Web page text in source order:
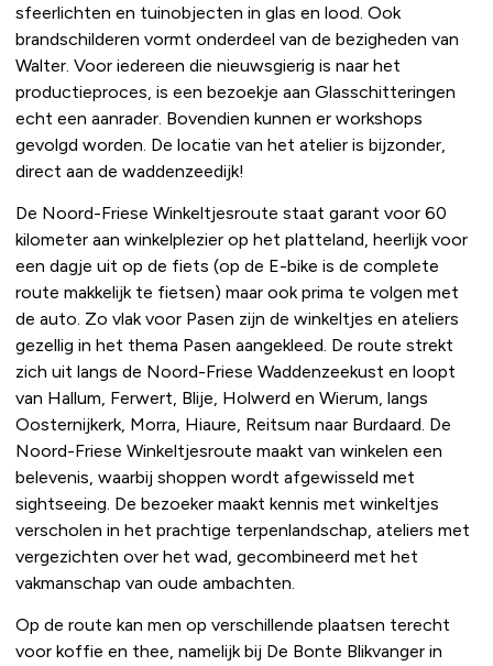
sfeerlichten en tuinobjecten in glas en lood. Ook
brandschilderen vormt onderdeel van de bezigheden van
Walter. Voor iedereen die nieuwsgierig is naar het
productieproces, is een bezoekje aan Glasschitteringen
echt een aanrader. Bovendien kunnen er workshops
gevolgd worden. De locatie van het atelier is bijzonder,
direct aan de waddenzeedijk!
De Noord-Friese Winkeltjesroute staat garant voor 60
kilometer aan winkelplezier op het platteland, heerlijk voor
een dagje uit op de fiets (op de E-bike is de complete
route makkelijk te fietsen) maar ook prima te volgen met
de auto. Zo vlak voor Pasen zijn de winkeltjes en ateliers
gezellig in het thema Pasen aangekleed. De route strekt
zich uit langs de Noord-Friese Waddenzeekust en loopt
van Hallum, Ferwert, Blije, Holwerd en Wierum, langs
Oosternijkerk, Morra, Hiaure, Reitsum naar Burdaard. De
Noord-Friese Winkeltjesroute maakt van winkelen een
belevenis, waarbij shoppen wordt afgewisseld met
sightseeing. De bezoeker maakt kennis met winkeltjes
verscholen in het prachtige terpenlandschap, ateliers met
vergezichten over het wad, gecombineerd met het
vakmanschap van oude ambachten.
Op de route kan men op verschillende plaatsen terecht
voor koffie en thee, namelijk bij De Bonte Blikvanger in